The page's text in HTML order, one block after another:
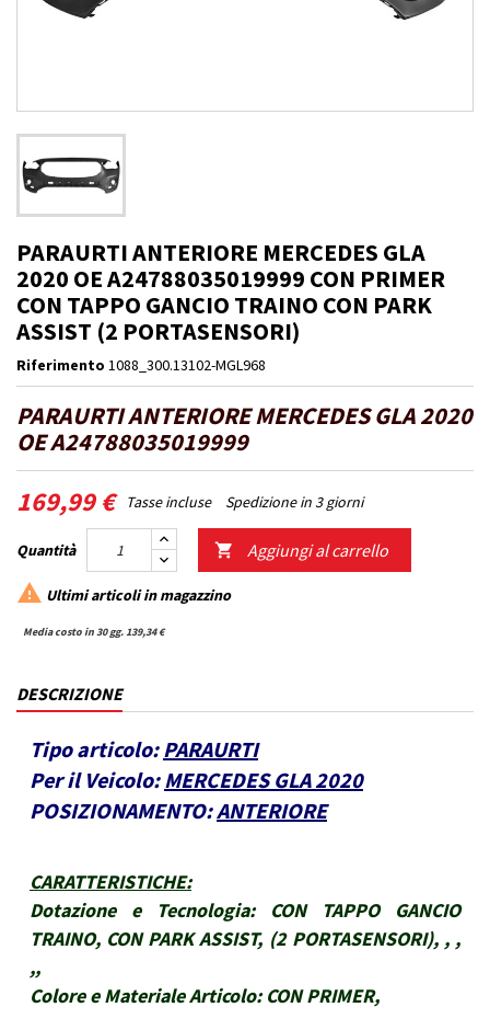
PARAURTI ANTERIORE MERCEDES GLA
2020 OE A24788035019999 CON PRIMER
CON TAPPO GANCIO TRAINO CON PARK
ASSIST (2 PORTASENSORI)
Riferimento 1088_300.13102-MGL968
PARAURTI ANTERIORE MERCEDES GLA 2020
OE A24788035019999
169,99 € Tasse incluse Spedizione in 3 giorni
Quantità  Aggiungi al carrello
 Ultimi articoli in magazzino
Media costo in 30 gg. 139,34 €
DESCRIZIONE
Tipo articolo: PARAURTI
Per il Veicolo: MERCEDES GLA 2020
POSIZIONAMENTO:ANTERIORE
CARATTERISTICHE:
Dotazione e Tecnologia:
CON TAPPO GANCIO
TRAINO, CON PARK ASSIST, (2 PORTASENSORI), , ,
,,
Colore e Materiale Articolo: CON PRIMER,